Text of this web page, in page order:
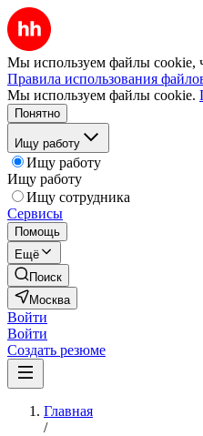
Мы используем файлы cookie,
Правила использования
Мы используем файлы cookie.
Понятно
Ищу работу
Ищу работу
Ищу работу
Ищу сотрудника
Сервисы
Помощь
Ещё
Поиск
Москва
Войти
Войти
Создать резюме
Главная
/